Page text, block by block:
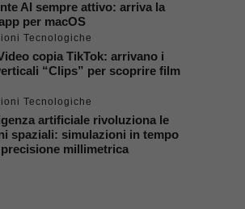
AI sempre attivo: arriva la
per macOS
Tecnologiche
copia TikTok: arrivano i
“Clips” per scoprire film
Tecnologiche
artificiale rivoluziona le
spaziali: simulazioni in tempo
precisione millimetrica